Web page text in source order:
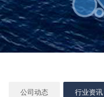
公司动态 行业资讯